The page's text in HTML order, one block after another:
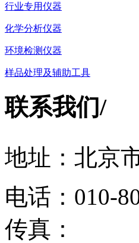
行业专用仪器
化学分析仪器
环境检测仪器
样品处理及辅助工具
联系我们/
地址：北京
电话：010-
传真：